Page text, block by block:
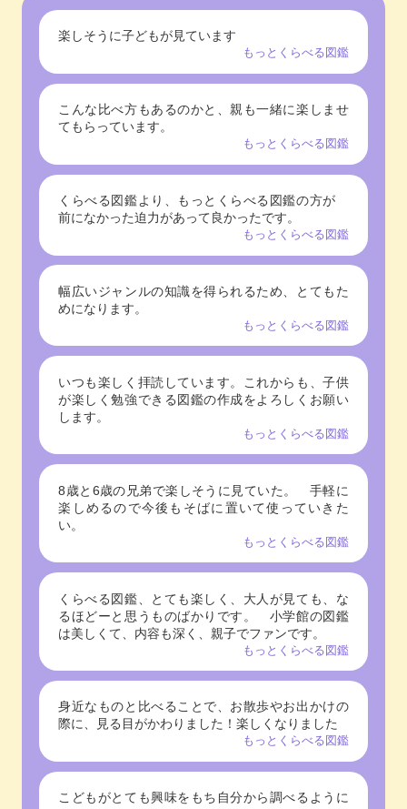
楽しそうに子どもが見ています
もっとくらべる図鑑
こんな比べ方もあるのかと、親も一緒に楽しませ
てもらっています。
もっとくらべる図鑑
くらべる図鑑より、もっとくらべる図鑑の方が
前になかった迫力があって良かったです。
もっとくらべる図鑑
幅広いジャンルの知識を得られるため、とてもた
めになります。
もっとくらべる図鑑
いつも楽しく拝読しています。これからも、子供
が楽しく勉強できる図鑑の作成をよろしくお願い
します。
もっとくらべる図鑑
8歳と6歳の兄弟で楽しそうに見ていた。 手軽に
楽しめるので今後もそばに置いて使っていきた
い。
もっとくらべる図鑑
くらべる図鑑、とても楽しく、大人が見ても、な
るほどーと思うものばかりです。 小学館の図鑑
は美しくて、内容も深く、親子でファンです。
もっとくらべる図鑑
身近なものと比べることで、お散歩やお出かけの
際に、見る目がかわりました！楽しくなりました
もっとくらべる図鑑
こどもがとても興味をもち自分から調べるように